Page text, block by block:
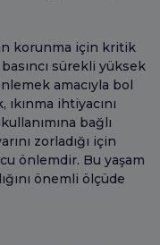
korunma için kritik
sürekli yüksek
amacıyla bol
ihtiyacını
bağlı
zorladığı için
önlemdir. Bu yaşam
önemli ölçüde